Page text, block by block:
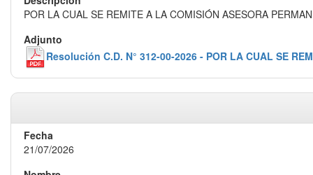
POR LA CUAL SE REMITE A LA COMISIÓN ASESORA
Resolución C.D. N° 312-00-2026 - POR LA CUAL SE
21/07/2026